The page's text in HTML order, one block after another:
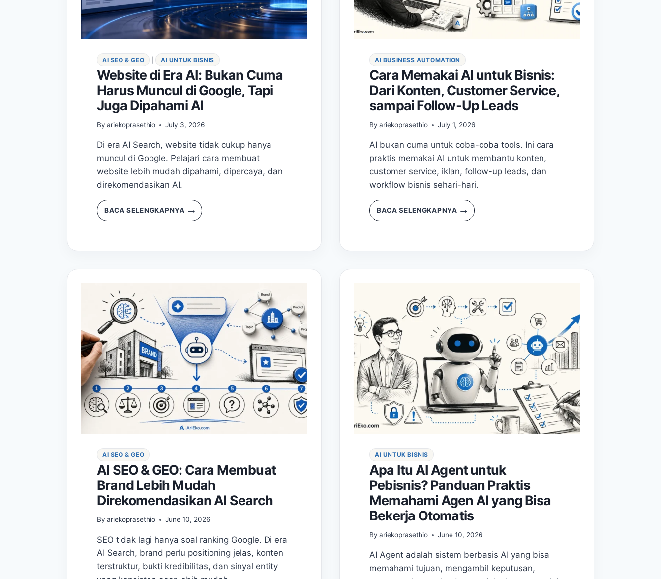
AI SEO & GEO AI UNTUK BISNIS
Website di Era AI: Bukan Cuma
Harus Muncul di Google, Tapi
Juga Dipahami AI
By ariekoprasethio July 3, 2026
Di era AI Search, website tidak cukup hanya
muncul di Google. Pelajari cara membuat
website lebih mudah dipahami, dipercaya, dan
direkomendasikan AI.
BACA SELENGKAPNYA
WEBSITE
DI
BUKAN
HARUS
DI
GOOGLE,
TAPI
JUGA
DIPAHAMI
AI
AI BUSINESS AUTOMATION
Cara Memakai AI untuk Bisnis:
Dari Konten, Customer Service,
sampai Follow-Up Leads
By ariekoprasethio July 1, 2026
AI bukan cuma untuk coba-coba tools. Ini cara
praktis memakai AI untuk membantu konten,
customer service, iklan, follow-up leads, dan
workflow bisnis sehari-hari.
BACA SELENGKAPNYA
CARA
MEMAKAI
BISNIS:
KONTEN,
FOLLOW-
UP
LEADS
AI SEO & GEO
AI SEO & GEO: Cara Membuat
Brand Lebih Mudah
Direkomendasikan AI Search
By ariekoprasethio June 10, 2026
SEO tidak lagi hanya soal ranking Google. Di era
AI Search, brand perlu positioning jelas, konten
terstruktur, bukti kredibilitas, dan sinyal entity
AI UNTUK BISNIS
Apa Itu AI Agent untuk
Pebisnis? Panduan Praktis
Memahami Agen AI yang Bisa
Bekerja Otomatis
By ariekoprasethio June 10, 2026
AI Agent adalah sistem berbasis AI yang bisa
memahami tujuan, mengambil keputusan,